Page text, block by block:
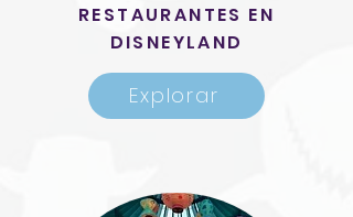
RESTAURANTES EN
DISNEYLAND
Explorar